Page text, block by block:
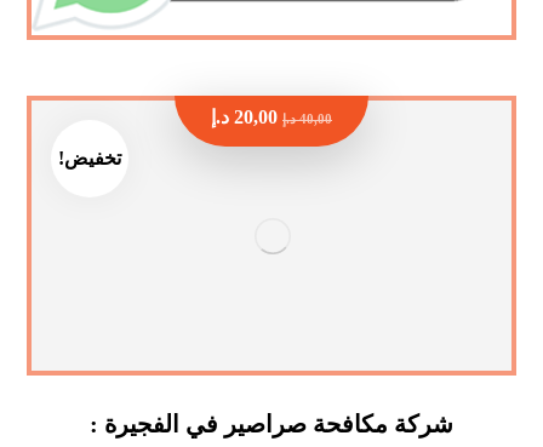
تخفيض!
شركة مكافحة صراصير في الفجيرة :
40,00 د.إ 20,00 د.إ